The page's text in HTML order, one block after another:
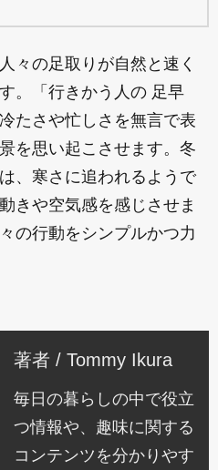
々の足取りが自然と速く
。「行きかう人の 足早
たさや忙しさを無言で表
を思い起こさせます。冬
、寒さに追われるようで
きや空気感を感じさせま
の行動をシンプルかつ力
著者 / Tommy Ikura
毎日の暮らしの中で役立
つ情報や、趣味に関する
コンテンツを分かりやす